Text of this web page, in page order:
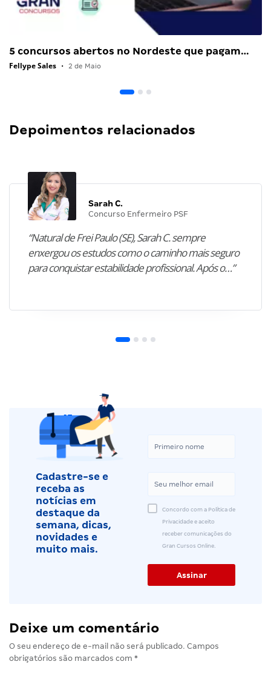
5 concursos abertos no Nordeste que pagam…
Fellype Sales • 2 de Maio
Depoimentos relacionados
Sarah C.
Concurso Enfermeiro PSF
“Natural de Frei Paulo (SE), Sarah C. sempre
enxergou os estudos como o caminho mais seguro
para conquistar estabilidade profissional. Após o…”
Cadastre-se e
receba as
notícias em
destaque da
semana, dicas,
novidades e
muito mais.
Concordo com a Política de
Privacidade e aceito
receber comunicações do
Gran Cursos Online.
Deixe um comentário
O seu endereço de e-mail não será publicado. Campos
obrigatórios são marcados com *